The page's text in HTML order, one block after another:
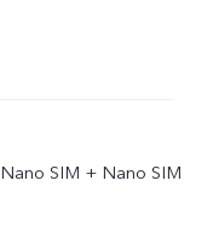
Nano SIM + Nano SIM